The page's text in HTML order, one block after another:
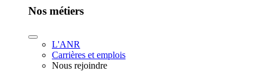
Nos métiers
L'ANR
Carrières et emplois
Nous rejoindre